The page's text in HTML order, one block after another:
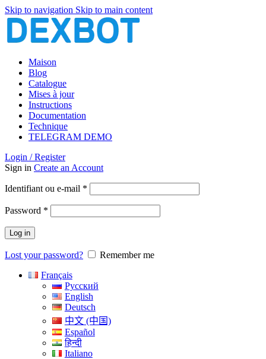
Skip to navigation Skip to main content
Maison
Blog
Catalogue
Mises à jour
Instructions
Documentation
Technique
TELEGRAM DEMO
Login / Register
Sign in Create an Account
Identifiant ou e-mail *
Password *
Log in
Lost your password?
Remember me
Français
Русский
English
Deutsch
中文 (中国)
Español
हिन्दी
Italiano